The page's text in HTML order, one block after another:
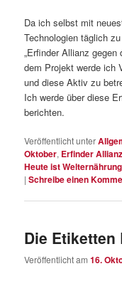
Da ich selbst mit
Technologien täglich
„Erfinder Allianz gegen
dem Projekt werde ich
und diese Aktiv zu
Ich werde über diese
berichten.
Veröffentlicht unter
Oktober, Erfinder
Heute ist
|Schreibe einen
Die
Veröffentlicht am16.